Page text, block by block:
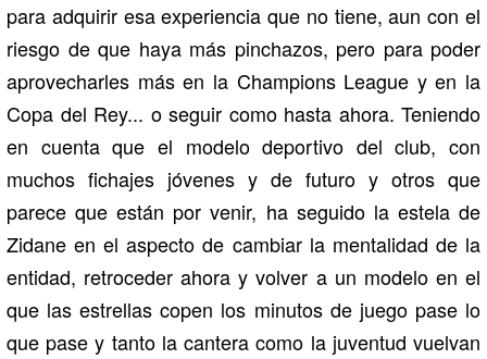
para adquirir esa experiencia que no tiene, aun con el
riesgo de que haya más pinchazos, pero para poder
aprovecharles más en la Champions League y en la
Copa del Rey... o seguir como hasta ahora. Teniendo
en cuenta que el modelo deportivo del club, con
muchos fichajes jóvenes y de futuro y otros que
parece que están por venir, ha seguido la estela de
Zidane en el aspecto de cambiar la mentalidad de la
entidad, retroceder ahora y volver a un modelo en el
que las estrellas copen los minutos de juego pase lo
que pase y tanto la cantera como la juventud vuelvan